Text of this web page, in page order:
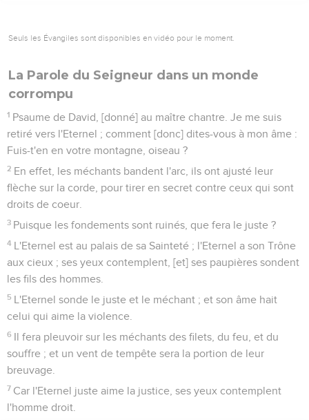
Seuls les Évangiles sont disponibles en vidéo pour le moment.
La Parole du Seigneur dans un monde
corrompu
1 Psaume de David, [donné] au maître chantre. Je me suis
retiré vers l'Eternel ; comment [donc] dites-vous à mon âme :
Fuis-t'en en votre montagne, oiseau ?
2 En effet, les méchants bandent l'arc, ils ont ajusté leur
flèche sur la corde, pour tirer en secret contre ceux qui sont
droits de coeur.
3 Puisque les fondements sont ruinés, que fera le juste ?
4 L'Eternel est au palais de sa Sainteté ; l'Eternel a son Trône
aux cieux ; ses yeux contemplent, [et] ses paupières sondent
les fils des hommes.
5 L'Eternel sonde le juste et le méchant ; et son âme hait
celui qui aime la violence.
6 Il fera pleuvoir sur les méchants des filets, du feu, et du
souffre ; et un vent de tempête sera la portion de leur
breuvage.
7 Car l'Eternel juste aime la justice, ses yeux contemplent
l'homme droit.